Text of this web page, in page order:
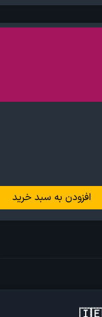
افزودن به سبد خرید